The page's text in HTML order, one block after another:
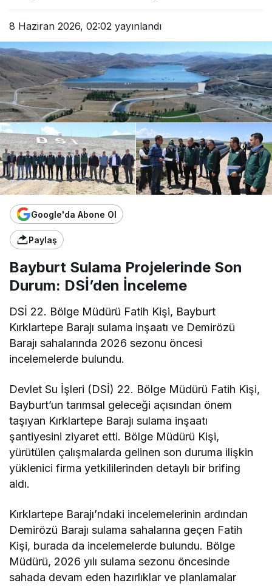
8 Haziran 2026, 02:02 yayınlandı
Google'da Abone Ol
Paylaş
Bayburt Sulama Projelerinde Son
Durum: DSİ’den İnceleme
DSİ 22. Bölge Müdürü Fatih Kişi, Bayburt
Kırklartepe Barajı sulama inşaatı ve Demirözü
Barajı sahalarında 2026 sezonu öncesi
incelemelerde bulundu.
Devlet Su İşleri (DSİ) 22. Bölge Müdürü Fatih Kişi,
Bayburt’un tarımsal geleceği açısından önem
taşıyan Kırklartepe Barajı sulama inşaatı
şantiyesini ziyaret etti. Bölge Müdürü Kişi,
yürütülen çalışmalarda gelinen son duruma ilişkin
yüklenici firma yetkililerinden detaylı bir brifing
aldı.
Kırklartepe Barajı’ndaki incelemelerinin ardından
Demirözü Barajı sulama sahalarına geçen Fatih
Kişi, burada da incelemelerde bulundu. Bölge
Müdürü, 2026 yılı sulama sezonu öncesinde
sahada devam eden hazırlıklar ve planlamalar